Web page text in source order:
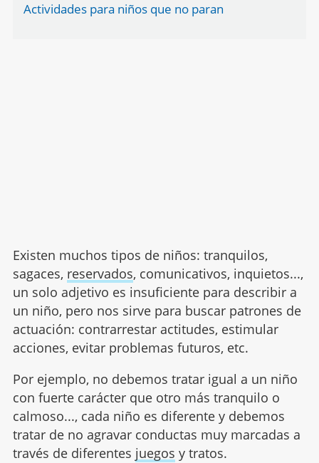
Actividades para niños que no paran
Existen muchos tipos de niños: tranquilos,
sagaces, reservados, comunicativos, inquietos...,
un solo adjetivo es insuficiente para describir a
un niño, pero nos sirve para buscar patrones de
actuación: contrarrestar actitudes, estimular
acciones, evitar problemas futuros, etc.
Por ejemplo, no debemos tratar igual a un niño
con fuerte carácter que otro más tranquilo o
calmoso..., cada niño es diferente y debemos
tratar de no agravar conductas muy marcadas a
través de diferentes juegos y tratos.